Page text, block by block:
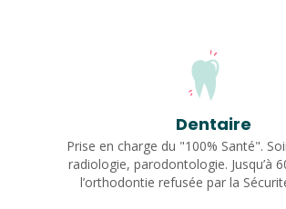
Dentaire
Prise en charge du "100% Santé".
radiologie, parodontologie. Jusqu’à
l’orthodontie refusée par la